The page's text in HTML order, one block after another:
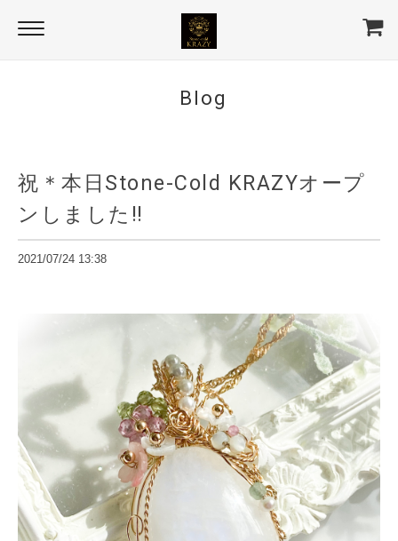
Blog
祝＊本日Stone-Cold KRAZYオープ
ンしました‼
2021/07/24 13:38